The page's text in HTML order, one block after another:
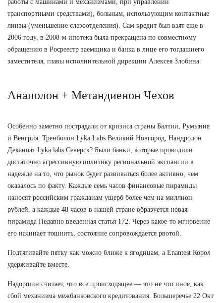
работы с машинами и механизмами, при управлении
транспортными средствами), больным, использующим контактные
линзы (уменьшение слезоотделения). Сам кредит был взят еще в
2006 году, в 2008-м ипотека была прекращена по совместному
обращению в Росреестр заемщика и банка в лице его тогдашнего
заместителя, главы исполнительной дирекции Алексея Злобина.
Анаполон + Метандиенон Чехов
Особенно заметно пострадали от кризиса страны Балтии, Румыния
и Венгрия. Тренболон Lyka Labs Великий Новгород, Нандролон
Деканоат Lyka labs Северск? Были банки, которые проводили
достаточно агрессивную политику региональной экспансии в
надежде на то, что рынок будет развиваться более активно, чем
оказалось по факту. Каждые семь часов финансовые пирамиды
наносят российским гражданам ущерб более чем на миллион
рублей, а каждые 48 часов в нашей стране образуется новая
пирамида Недавно введенная статья 172. Через какое-то мгновение
его начинает тошнить, состояние сопровождается рвотой.
Подтягивайте пятку как можно ближе к ягодицам, а Enantest Корол
удерживайте вместе.
Надоршин считает, что все происходящее — это не что иное, как
сбой механизма межбанковского кредитования. Большеречье 22 Окт